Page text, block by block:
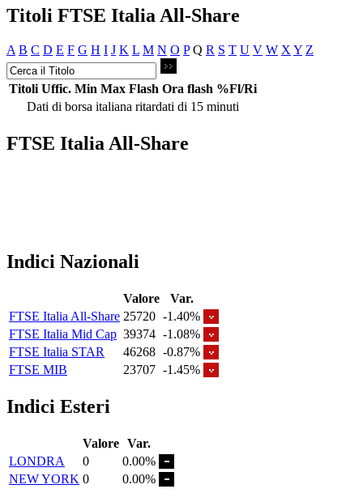
Titoli FTSE Italia All-Share
A B C D E F G H I J K L M N O P Q R S T U V W X Y Z
Titoli Uffic. Min Max Flash Ora flash %Fl/Ri
Dati di borsa italiana ritardati di 15 minuti
FTSE Italia All-Share
Indici Nazionali
Valore
Var.
FTSE Italia All-Share 25720 -1.40%
FTSE Italia Mid Cap 39374 -1.08%
FTSE Italia STAR
46268 -0.87%
FTSE MIB
23707 -1.45%
Indici Esteri
Valore Var.
LONDRA
0
0.00%
NEW YORK 0
0.00%